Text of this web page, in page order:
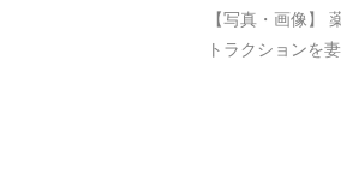
【写真・画像】
トラクションを